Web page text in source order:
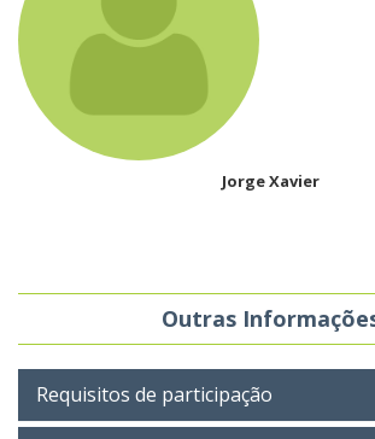
Jorge Xavier
Outras
Requisitos de participação